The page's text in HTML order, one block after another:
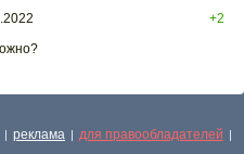
+2
| реклама | для правообладателей |